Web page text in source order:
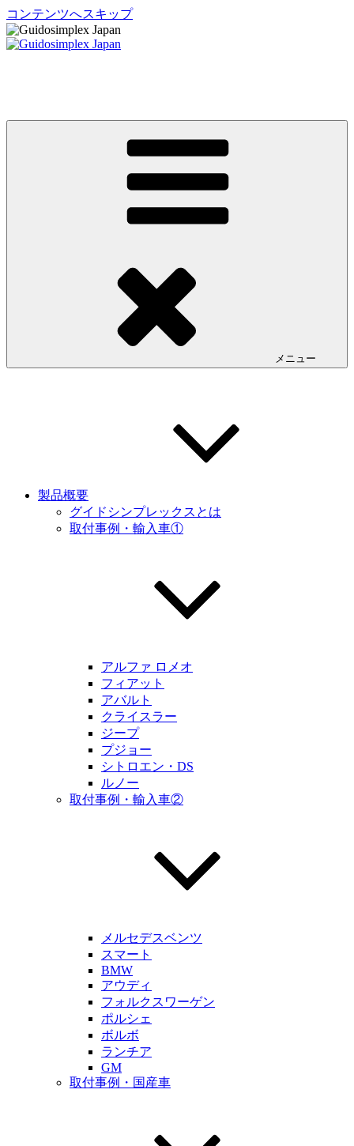
コンテンツへスキップ
メニュー
製品概要
グイドシンプレックスとは
取付事例・輸入車①
アルファ ロメオ
フィアット
アバルト
クライスラー
ジープ
プジョー
シトロエン・DS
ルノー
取付事例・輸入車②
メルセデスベンツ
スマート
BMW
アウディ
フォルクスワーゲン
ポルシェ
ボルボ
ランチア
GM
取付事例・国産車